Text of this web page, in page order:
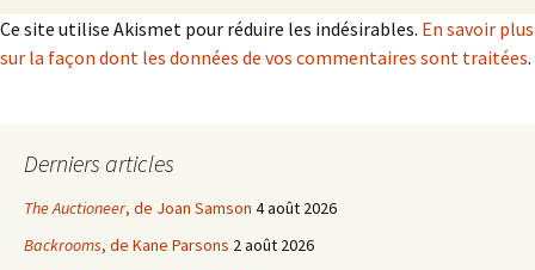
Ce site utilise Akismet pour réduire les indésirables. En savoir plus
sur la façon dont les données de vos commentaires sont traitées.
Derniers articles
The Auctioneer, de Joan Samson 4 août 2026
Backrooms, de Kane Parsons 2 août 2026